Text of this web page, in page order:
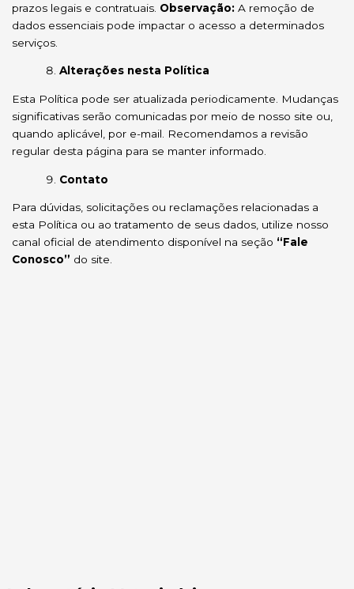
prazos legais e contratuais. Observação: A remoção de
dados essenciais pode impactar o acesso a determinados
serviços.
Alterações nesta Política
Esta Política pode ser atualizada periodicamente. Mudanças
significativas serão comunicadas por meio de nosso site ou,
quando aplicável, por e-mail. Recomendamos a revisão
regular desta página para se manter informado.
Contato
Para dúvidas, solicitações ou reclamações relacionadas a
esta Política ou ao tratamento de seus dados, utilize nosso
canal oficial de atendimento disponível na seção “Fale
Conosco” do site.